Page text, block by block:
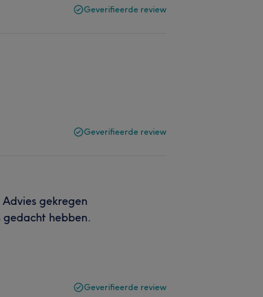
Geverifieerde review
Geverifieerde review
gekregen
gedacht hebben.
Geverifieerde review